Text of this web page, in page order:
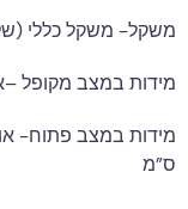
משקל- משקל כללי
מידות במצב מקופל –אורך 63 ס”מ רוחב 50 ס”מ
ס”מ